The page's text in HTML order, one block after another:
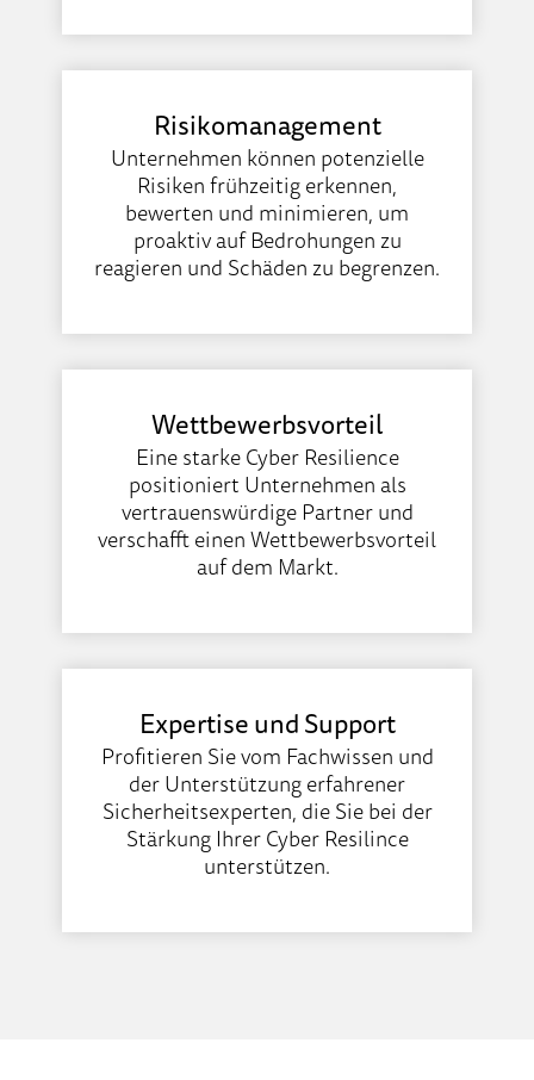
Risikomanagement
Unternehmen können potenzielle
Risiken frühzeitig erkennen,
bewerten und minimieren, um
proaktiv auf Bedrohungen zu
reagieren und Schäden zu begrenzen.
Wettbewerbsvorteil
Eine starke Cyber Resilience
positioniert Unternehmen als
vertrauenswürdige Partner und
verschafft einen Wettbewerbsvorteil
auf dem Markt.
Expertise und Support
Profitieren Sie vom Fachwissen und
der Unterstützung erfahrener
Sicherheitsexperten, die Sie bei der
Stärkung Ihrer Cyber Resilince
unterstützen.